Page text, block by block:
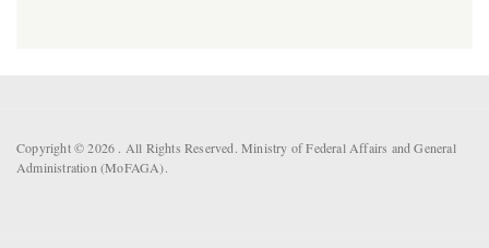
Copyright © 2026 . All Rights Reserved. Ministry of Federal Affairs and General
Administration (MoFAGA).